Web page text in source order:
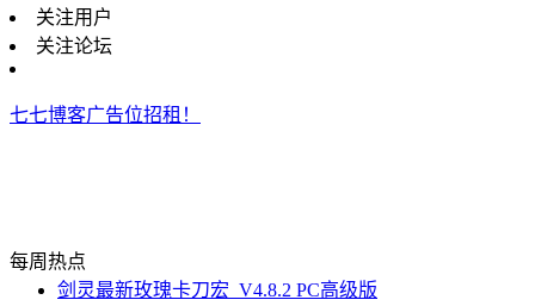
关注用户
关注论坛
七七博客广告位招租！
每周热点
剑灵最新玫瑰卡刀宏_V4.8.2 PC高级版